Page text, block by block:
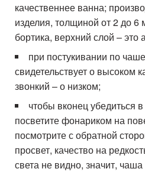
качественнее ванна;
изделия, толщиной от 2 до 6
бортика, верхний слой – это
при постукивании по
свидетельствует о высоком
звонкий – о низком;
чтобы вконец убедиться
посветите фонариком на
посмотрите с обратной
просвет, качество на
света не видно, значит,